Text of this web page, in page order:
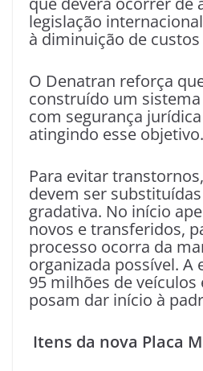
legislação
à diminuição de
O Denatran reforça
construído um
com segurança
atingindo esse objetivo.
Para evitar
devem ser
gradativa. No início
novos e transferidos,
processo ocorra da
organizada possível. A
95 milhões de veículos
posam dar início à
Itens da nova Placa